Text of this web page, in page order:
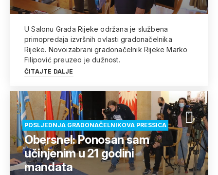
U Salonu Grada Rijeke održana je službena
primopredaja izvršnih ovlasti gradonačelnika
Rijeke. Novoizabrani gradonačelnik Rijeke Marko
Filipović preuzeo je dužnost.
ČITAJTE DALJE
POSLJEDNJA GRADONAČELNIKOVA PRESSICA
Obersnel: Ponosan sam
učinjenim u 21 godini
mandata